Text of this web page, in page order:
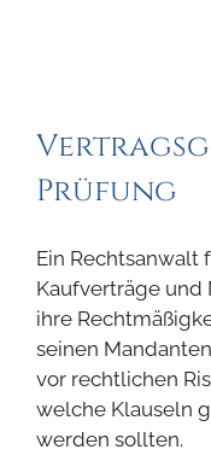
Prüfung
Ein Rechtsanwalt
Kaufverträge und
ihre
seinen
vor rechtlichen
welche Klauseln
werden sollten.